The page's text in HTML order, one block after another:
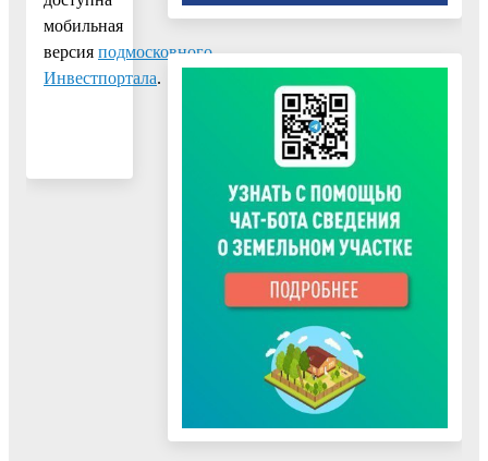
мобильная
версия подмосковного
Инвестпортала.